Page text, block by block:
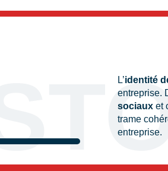
L’identité
entreprise.
sociaux et
trame
entreprise.